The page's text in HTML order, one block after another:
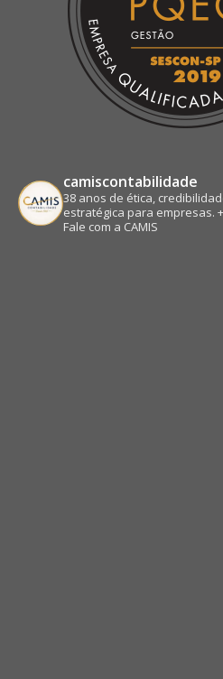
camiscontabilidade
38 anos de ética,
estratégica para empresas.
Fale com a CAMIS